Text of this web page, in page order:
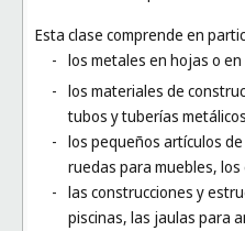
Esta clase comprende en
- los metales en hojas o
- los materiales de
tubos y tuberías
- los pequeños artículos
ruedas para muebles,
- las construcciones y
piscinas, las jaulas para